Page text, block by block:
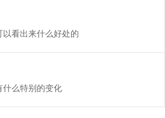
看出来什么好处的
什么特别的变化